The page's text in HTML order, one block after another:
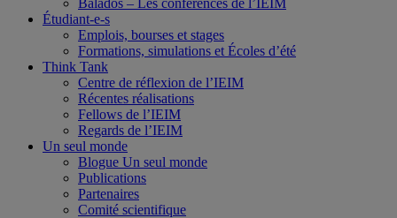
Balados – Les conférences de l’IEIM
Étudiant-e-s
Emplois, bourses et stages
Formations, simulations et Écoles d’été
Think Tank
Centre de réflexion de l’IEIM
Récentes réalisations
Fellows de l’IEIM
Regards de l’IEIM
Un seul monde
Blogue Un seul monde
Publications
Partenaires
Comité scientifique